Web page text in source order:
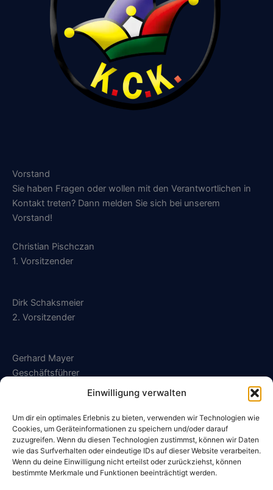
Einwilligung verwalten
Um dir ein optimales Erlebnis zu bieten, verwenden wir Technologien wie
Cookies, um Geräteinformationen zu speichern und/oder darauf
zuzugreifen. Wenn du diesen Technologien zustimmst, können wir Daten
wie das Surfverhalten oder eindeutige IDs auf dieser Website verarbeiten.
Wenn du deine Einwilligung nicht erteilst oder zurückziehst, können
bestimmte Merkmale und Funktionen beeinträchtigt werden.
Vorstand
Sie haben Fragen oder wollen mit den Verantwortlichen in
Kontakt treten? Dann melden Sie sich bei unserem
Vorstand!
Christian Pischczan
1. Vorsitzender
Dirk Schaksmeier
2. Vorsitzender
Gerhard Mayer
Geschäftsführer
geschaeftsfuehrung@sg-kalldorf.de
Datenschutzerklärung